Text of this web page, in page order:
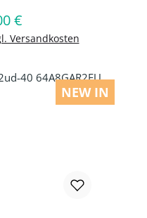
Preis:
€
Versandkosten
NEW IN